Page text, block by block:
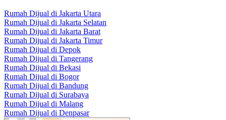
Rumah Dijual di Jakarta Utara
Rumah Dijual di Jakarta Selatan
Rumah Dijual di Jakarta Barat
Rumah Dijual di Jakarta Timur
Rumah Dijual di Depok
Rumah Dijual di Tangerang
Rumah Dijual di Bekasi
Rumah Dijual di Bogor
Rumah Dijual di Bandung
Rumah Dijual di Surabaya
Rumah Dijual di Malang
Rumah Dijual di Denpasar